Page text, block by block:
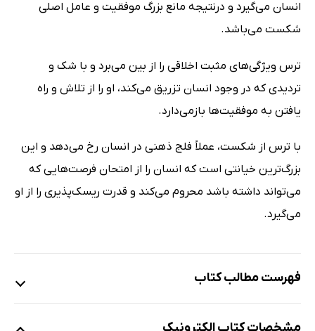
انسان می‌گیرد و درنتیجه مانع بزرگ موفقیت و عامل اصلی
شکست می‌باشد.
ترس ویژگی‌های مثبت اخلاقی را از بین می‌برد و با شک و
تردیدی که در وجود انسان تزریق می‌کند، او را از تلاش و راه
یافتن به موفقیت‌ها بازمی‌دارد.
با ترس از شکست، عملاً فلج ذهنی در انسان رخ می‌دهد و این
بزرگ‌ترین خیانتی است که انسان را از امتحان فرصت‌هایی که
می‌تواند داشته باشد محروم می‌کند و قدرت ریسک‌پذیری را از او
می‌گیرد.
فهرست مطالب کتاب